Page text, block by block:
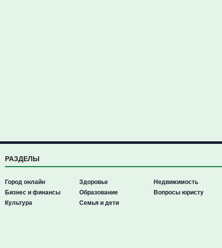
РАЗДЕЛЫ
Город онлайн
Бизнес и финансы
Культура
Здоровье
Образование
Семья и дети
Недвижимость
Вопросы юристу